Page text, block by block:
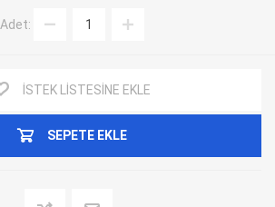
Adet:
İSTEK LISTESINE EKLE
SEPETE EKLE